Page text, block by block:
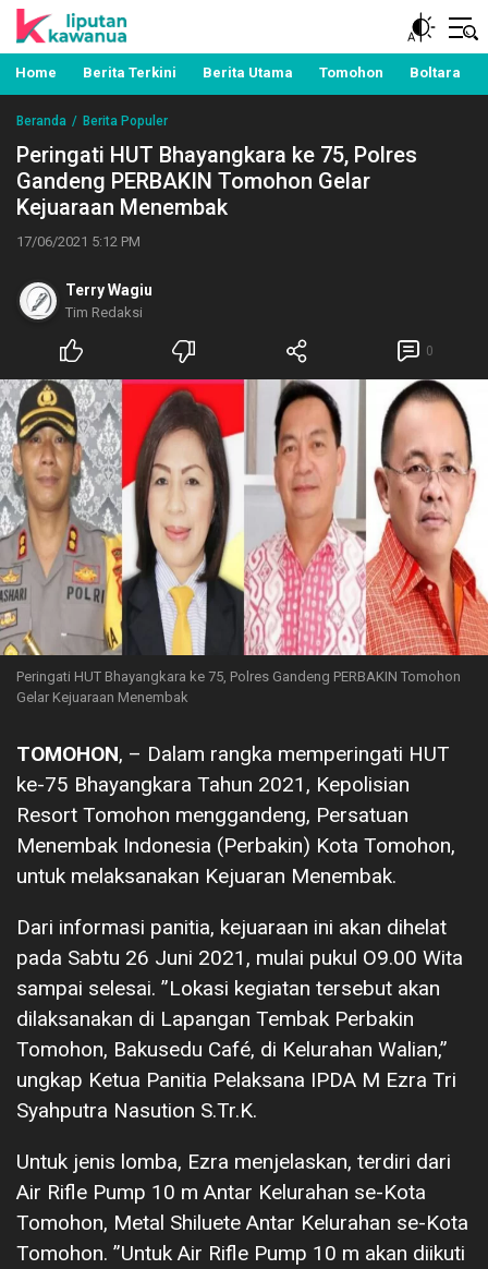
Liputan Kawanua
Berita Manado, Sulawesi Utara, Kawanua, Politik,
Pemerintahan, Hukum Kriminal dan Nasional
Home Berita Terkini Berita Utama Tomohon Boltara
Beranda Berita Populer
Peringati HUT Bhayangkara ke 75, Polres
Gandeng PERBAKIN Tomohon Gelar
Kejuaraan Menembak
17/06/2021 5:12 PM
Terry Wagiu
Tim Redaksi
0
Peringati HUT Bhayangkara ke 75, Polres Gandeng PERBAKIN Tomohon
Gelar Kejuaraan Menembak
TOMOHON, – Dalam rangka memperingati HUT
ke-75 Bhayangkara Tahun 2021, Kepolisian
Resort Tomohon menggandeng, Persatuan
Menembak Indonesia (Perbakin) Kota Tomohon,
untuk melaksanakan Kejuaran Menembak.
Dari informasi panitia, kejuaraan ini akan dihelat
pada Sabtu 26 Juni 2021, mulai pukul O9.00 Wita
sampai selesai. ”Lokasi kegiatan tersebut akan
dilaksanakan di Lapangan Tembak Perbakin
Tomohon, Bakusedu Café, di Kelurahan Walian,”
ungkap Ketua Panitia Pelaksana IPDA M Ezra Tri
Syahputra Nasution S.Tr.K.
Untuk jenis lomba, Ezra menjelaskan, terdiri dari
Air Rifle Pump 10 m Antar Kelurahan se-Kota
Tomohon, Metal Shiluete Antar Kelurahan se-Kota
Tomohon. ”Untuk Air Rifle Pump 10 m akan diikuti